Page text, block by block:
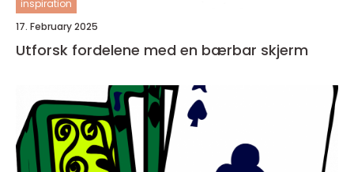
inspiration
17. February 2025
Utforsk fordelene med en bærbar skjerm